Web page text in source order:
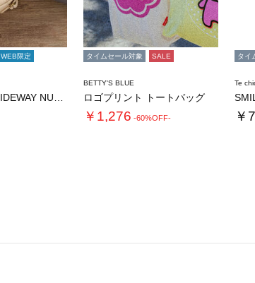
WEB限定 タイムセール対象 SALE
BETTY'S BLUE
ロゴプリント トートバッグ
￥1,276 -60%OFF-
タイ
Te
￥